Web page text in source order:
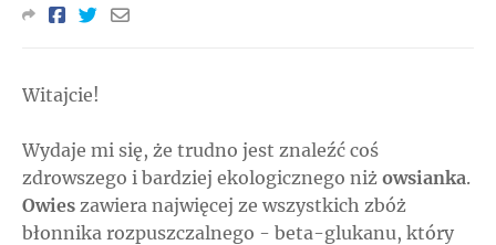
Witajcie!
Wydaje mi się, że trudno jest znaleźć coś
zdrowszego i bardziej ekologicznego niż owsianka.
Owies zawiera najwięcej ze wszystkich zbóż
błonnika rozpuszczalnego - beta-glukanu, który